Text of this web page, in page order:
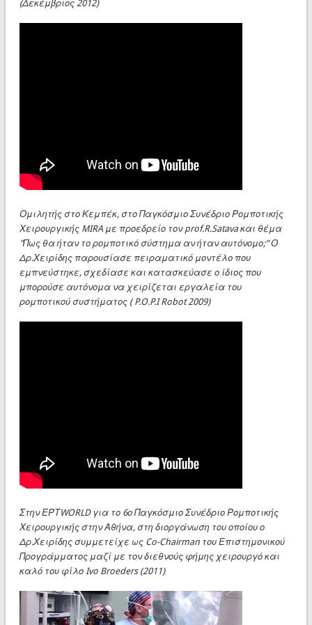
(Δεκέμβριος 2012)
Ομιλητής στο Κεμπέκ, στο Παγκόσμιο Συνέδριο Ρομποτικής
Χειρουργικής MIRA με προεδρείο τον prof.R.Satava και θέμα
"Πως θα ήταν το ρομποτικό σύστημα αν ήταν αυτόνομο;" Ο
Δρ.Χειρίδης παρουσίασε πειραματικό μοντέλο που
εμπνεύστηκε, σχεδίασε και κατασκεύασε ο ίδιος που
μπορούσε αυτόνομα να χειρίζεται εργαλεία του
ρομποτικού συστήματος ( P.O.P.I Robot 2009)
Στην ΕΡΤWORLD για το 6ο Παγκόσμιο Συνέδριο Ρομποτικής
Χειρουργικής στην Αθήνα, στη διοργάνωση του οποίου ο
Δρ.Χειρίδης συμμετείχε ως Co-Chairman του Επιστημονικού
Προγράμματος μαζί με τον διεθνούς φήμης χειρουργό και
καλό του φίλο Ivo Broeders (2011)